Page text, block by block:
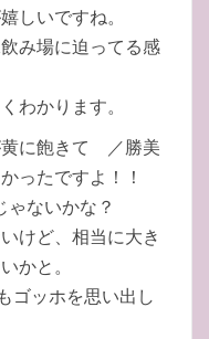
しいですね。
み場に迫ってる感
わかります。
に飽きて ／勝美
ったですよ！！
ないかな？
けど、相当に大き
かと。
ゴッホを思い出し